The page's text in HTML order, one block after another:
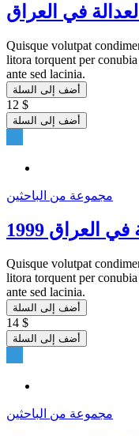
في العراق
Quisque volutpat
litora torquent per
ante sed lacinia.
أضف إلى السلة
12 $
أضف إلى السلة
مجموعة من الباحثين
العراق 1999
Quisque volutpat
litora torquent per
ante sed lacinia.
أضف إلى السلة
14 $
أضف إلى السلة
مجموعة من الباحثين